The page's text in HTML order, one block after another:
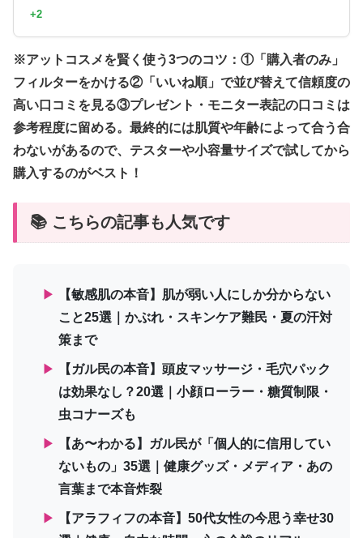
+2
※アットコスメを賢く使う3つのコツ：①「購入者のみ」
フィルターをかける②「いいね順」で並び替えて信頼度の
高い口コミを見る③プレゼント・モニター表記の口コミは
参考程度に留める。最終的には肌質や年齢によって合う合
わないがあるので、テスターや小容量サイズで試してから
購入するのがベスト！
📚 こちらの記事も人気です
▶
【敏感肌の本音】肌が弱い人にしか分からない
こと25選｜かぶれ・スキンケア難民・夏の汗対
策まで
▶
【ガル民の本音】頭皮マッサージ・毛穴パック
は効果なし？20選｜小顔ローラー・糖質制限・
虫コナーズも
▶
【あ〜わかる】ガル民が「個人的に信用してい
ないもの」35選｜健康グッズ・メディア・あの
言葉まで本音炸裂
▶
【アラフィフの本音】50代女性の今思う幸せ30